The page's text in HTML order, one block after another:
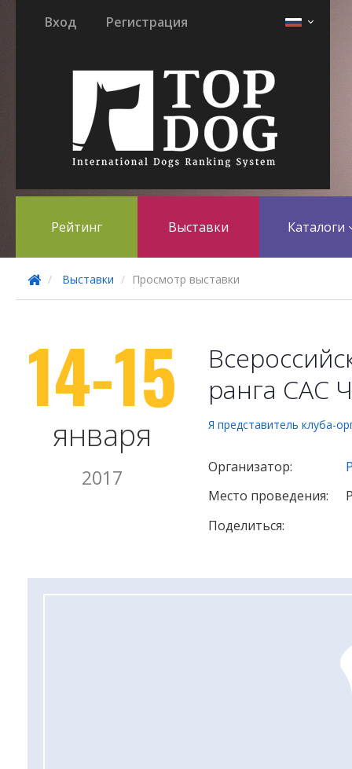
Вход Регистрация
Рейтинг Выставки Каталоги
Выставки Просмотр выставки
14-15
января
2017
ранга
Я представитель клуба-
Организатор:
Место проведения:
Поделиться: